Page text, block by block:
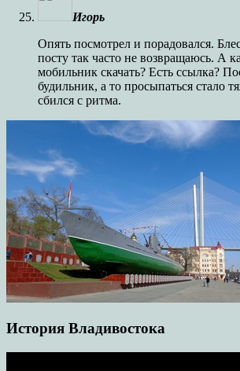
Игорь
Опять посмотрел и порадовался.
посту так часто не возвращаюсь. А
мобильник скачать? Есть ссылка?
будильник, а то просыпаться стало
сбился с ритма.
История Владивостока